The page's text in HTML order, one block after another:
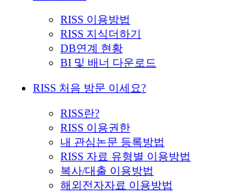
RISS 이용방법
RISS 지식더하기
DB연계 현황
BI 및 배너 다운로드
RISS 처음 방문 이세요?
RISS란?
RISS 이용권한
내 관심논문 등록방법
RISS 자료 유형별 이용방법
복사/대출 이용방법
해외전자자료 이용방법